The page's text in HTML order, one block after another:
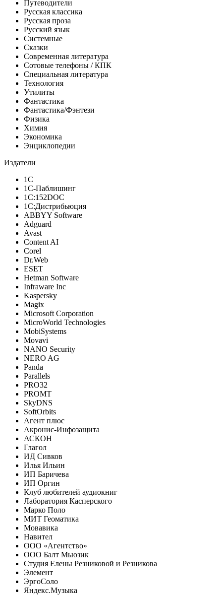
Путеводители
Русская классика
Русская проза
Русский язык
Системные
Сказки
Современная литература
Сотовые телефоны / КПК
Специальная литература
Технология
Утилиты
Фантастика
Фантастика/Фэнтези
Физика
Химия
Экономика
Энциклопедии
Издатели
1С
1С-Паблишинг
1С:152DOC
1С:Дистрибьюция
ABBYY Software
Adguard
Avast
Content AI
Corel
Dr.Web
ESET
Hetman Software
Infraware Inc
Kaspersky
Magix
Microsoft Corporation
MicroWorld Technologies
MobiSystems
Movavi
NANO Security
NERO AG
Panda
Parallels
PRO32
PROMT
SkyDNS
SoftOrbits
Агент плюс
Акронис-Инфозащита
АСКОН
Глагол
ИД Сивков
Илья Ильин
ИП Баричева
ИП Оргин
Клуб любителей аудиокниг
Лаборатория Касперского
Марко Поло
МИТ Геоматика
Мовавика
Навител
ООО «Агентство»
ООО Балт Мьюзик
Студия Елены Резниковой и Резникова
Элемент
ЭргоСоло
Яндекс.Музыка